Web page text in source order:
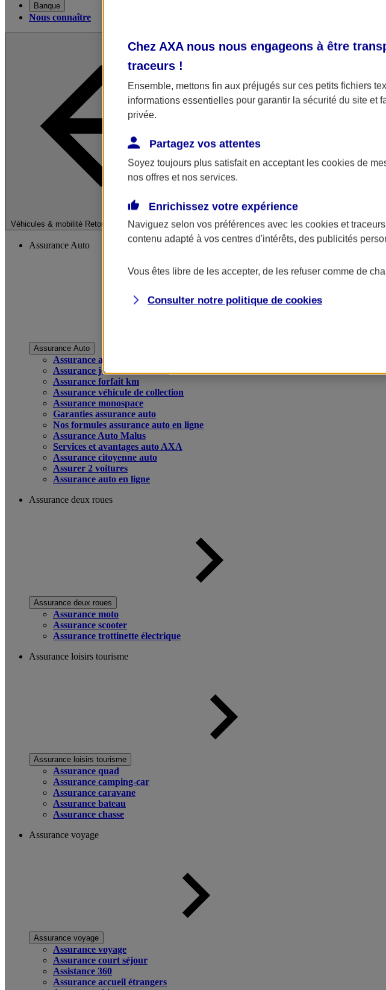
Banque
Nous connaître
Véhicules & mobilité Retour à la section précédente
Fermer le menu principal
Assurance Auto
Assurance Auto
Assurance auto
Assurance jeune conducteur
Assurance forfait km
Assurance véhicule de collection
Assurance monospace
Garanties assurance auto
Nos formules assurance auto en ligne
Assurance Auto Malus
Services et avantages auto AXA
Assurance citoyenne auto
Assurer 2 voitures
Assurance auto en ligne
Assurance deux roues
Assurance deux roues
Assurance moto
Assurance scooter
Assurance trottinette électrique
Assurance loisirs tourisme
Assurance loisirs tourisme
Assurance quad
Assurance camping-car
Assurance caravane
Assurance bateau
Assurance chasse
Assurance voyage
Assurance voyage
Assurance voyage
Assurance court séjour
Assistance 360
Assurance accueil étrangers
Chez AXA nous nous engageons à être
traceurs !
Ensemble, mettons fin aux préjugés sur ces petits fichiers
informations essentielles pour garantir la sécurité du site et
privée.
Partagez vos attentes
Soyez toujours plus satisfait en acceptant les cookies de
nos offres et nos services.
Enrichissez votre expérience
Naviguez selon vos préférences avec les cookies et traceurs
contenu adapté à vos centres d'intérêts, des publicités
Vous êtes libre de les accepter, de les refuser comme de
Consulter notre politique de cookies